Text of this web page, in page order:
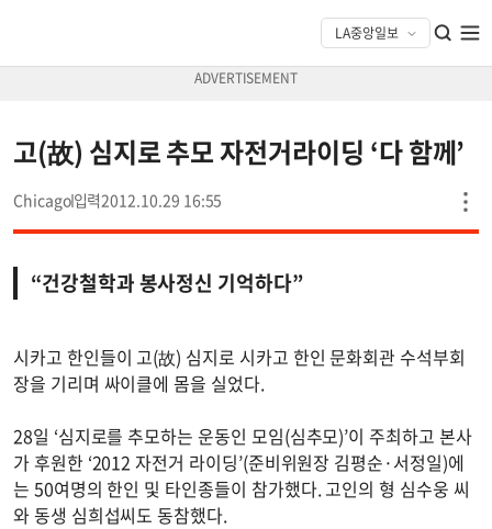
고(故) 심지로 추모 자전거라이딩 ‘다 함께’
Chicago 2012.10.29 16:55
“건강철학과 봉사정신 기억하다”
시카고 한인들이 고(故) 심지로 시카고 한인 문화회관 수석부회
장을 기리며 싸이클에 몸을 실었다.
28일 ‘심지로를 추모하는 운동인 모임(심추모)’이 주최하고 본사
가 후원한 ‘2012 자전거 라이딩’(준비위원장 김평순·서정일)에
는 50여명의 한인 및 타인종들이 참가했다. 고인의 형 심수웅 씨
와 동생 심희섭씨도 동참했다.